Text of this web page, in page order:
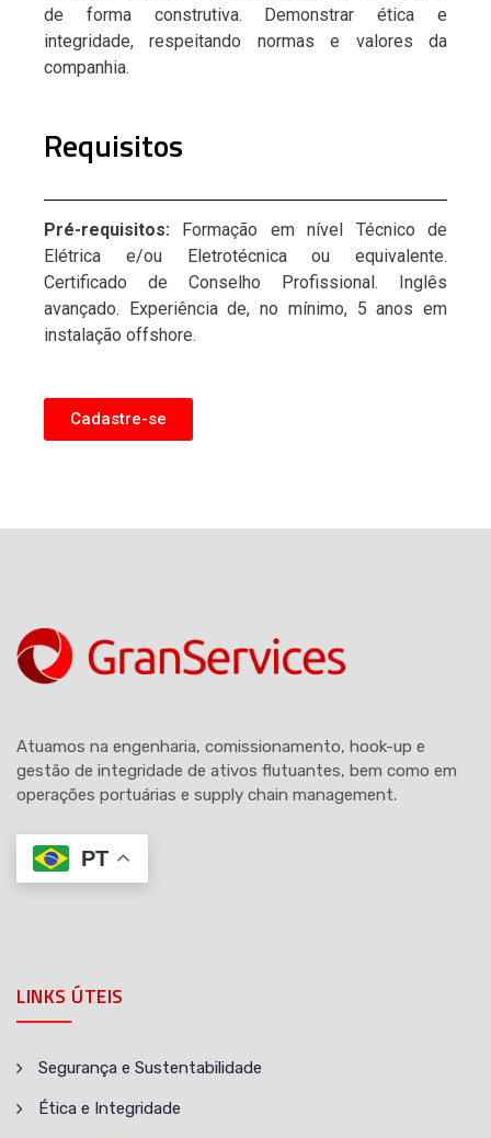
de forma construtiva. Demonstrar ética e
integridade, respeitando normas e valores da
companhia.
Requisitos
Pré-requisitos: Formação em nível Técnico de
Elétrica e/ou Eletrotécnica ou equivalente.
Certificado de Conselho Profissional. Inglês
avançado. Experiência de, no mínimo, 5 anos em
instalação offshore.
Cadastre-se
Atuamos na engenharia, comissionamento, hook-up e
gestão de integridade de ativos flutuantes, bem como em
operações portuárias e supply chain management.
PT
LINKS ÚTEIS
Segurança e Sustentabilidade
Ética e Integridade